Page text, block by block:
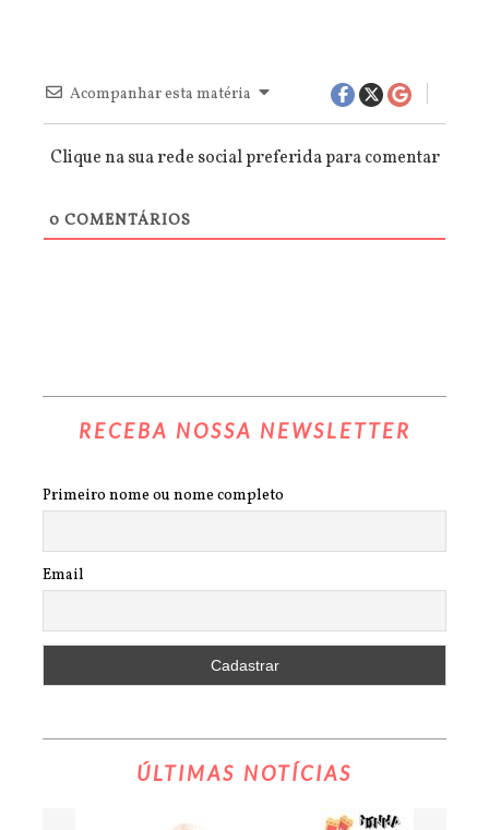
Acompanhar esta matéria
Clique na sua rede social preferida para comentar
0 COMENTÁRIOS
RECEBA NOSSA NEWSLETTER
Primeiro nome ou nome completo
Email
ÚLTIMAS NOTÍCIAS